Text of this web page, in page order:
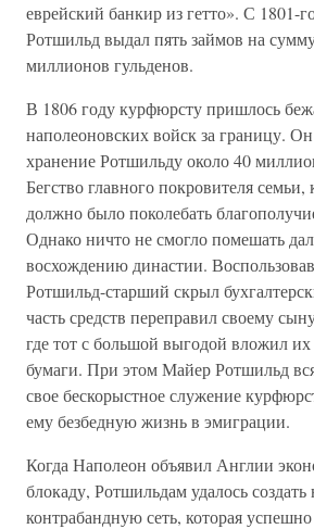
еврейский банкир из гетто». С 1801-
Ротшильд выдал пять займов на
миллионов гульденов.
В 1806 году курфюрсту пришлось
наполеоновских войск за границу.
хранение Ротшильду около 40
Бегство главного покровителя семьи,
должно было поколебать
Однако ничто не смогло помешать
восхождению династии.
Ротшильд-старший скрыл
часть средств переправил своему
где тот с большой выгодой вложил
бумаги. При этом Майер Ротшильд
свое бескорыстное служение
ему безбедную жизнь в эмиграции.
Когда Наполеон объявил Англии
блокаду, Ротшильдам удалось
контрабандную сеть, которая